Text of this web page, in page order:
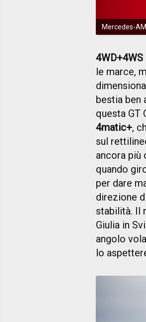
Mercedes-
4WD+4WS
le marce,
bestia ben
questa GT
4matic+,
sul
ancora più
quando
per dare
direzione
stabilità. Il
Giulia in
angolo
lo